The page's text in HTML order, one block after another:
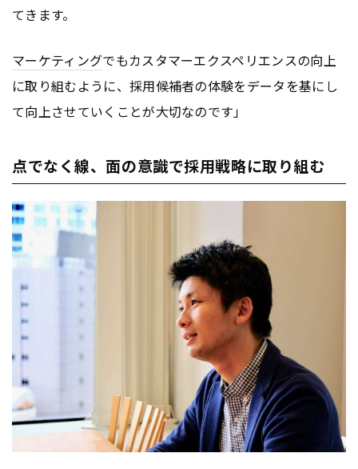
てきます。
マーケティングでもカスタマーエクスペリエンスの向上
に取り組むように、採用候補者の体験をデータを基にし
て向上させていくことが大切なのです」
点でなく線、面の意識で採用戦略に取り組む